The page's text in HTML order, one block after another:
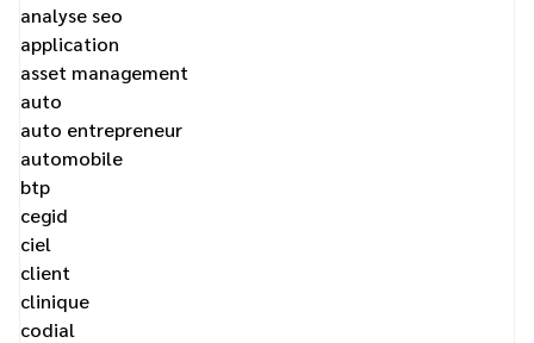
analyse seo
application
asset management
auto
auto entrepreneur
automobile
btp
cegid
ciel
client
clinique
codial